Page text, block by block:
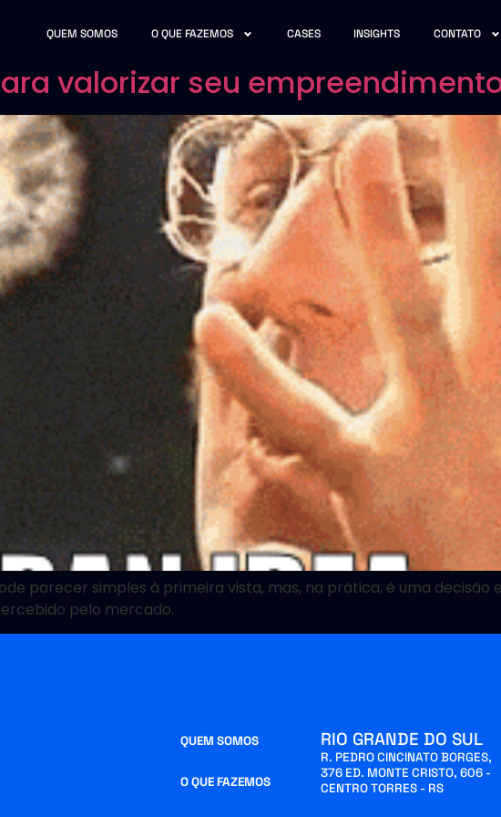
QUEM SOMOS O QUE FAZEMOS CASES INSIGHTS CONTATO
valorizar seu
parecer simples à primeira vista, mas, na prática, é uma decisão
pelo mercado.
QUEM SOMOS
O QUE FAZEMOS
RIO GRANDE DO SUL
R. PEDRO CINCINATO BORGES,
376 ED. MONTE CRISTO, 606 -
CENTRO TORRES - RS